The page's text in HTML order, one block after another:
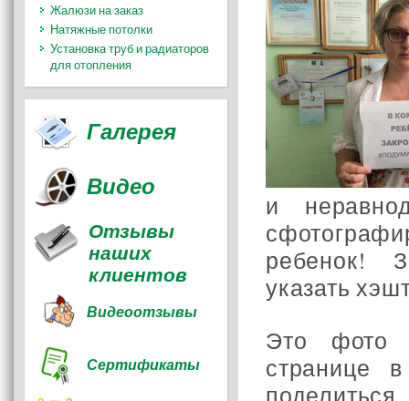
и
ребенок!
указать
Это фото
странице
поделиться.
Жалюзи на заказ
Натяжные потолки
Установка труб и радиаторов
для отопления
Галерея
Видео
Отзывы
наших
клиентов
Видеоотзывы
Сертификаты